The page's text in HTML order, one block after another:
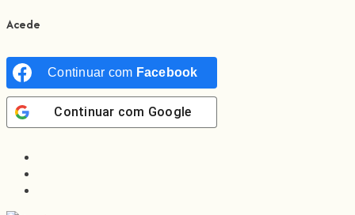
Acede
Continuar com Facebook
Continuar com Google